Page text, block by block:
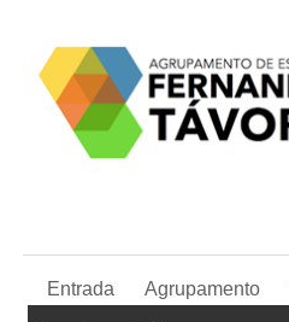
Entrada Agrupamento